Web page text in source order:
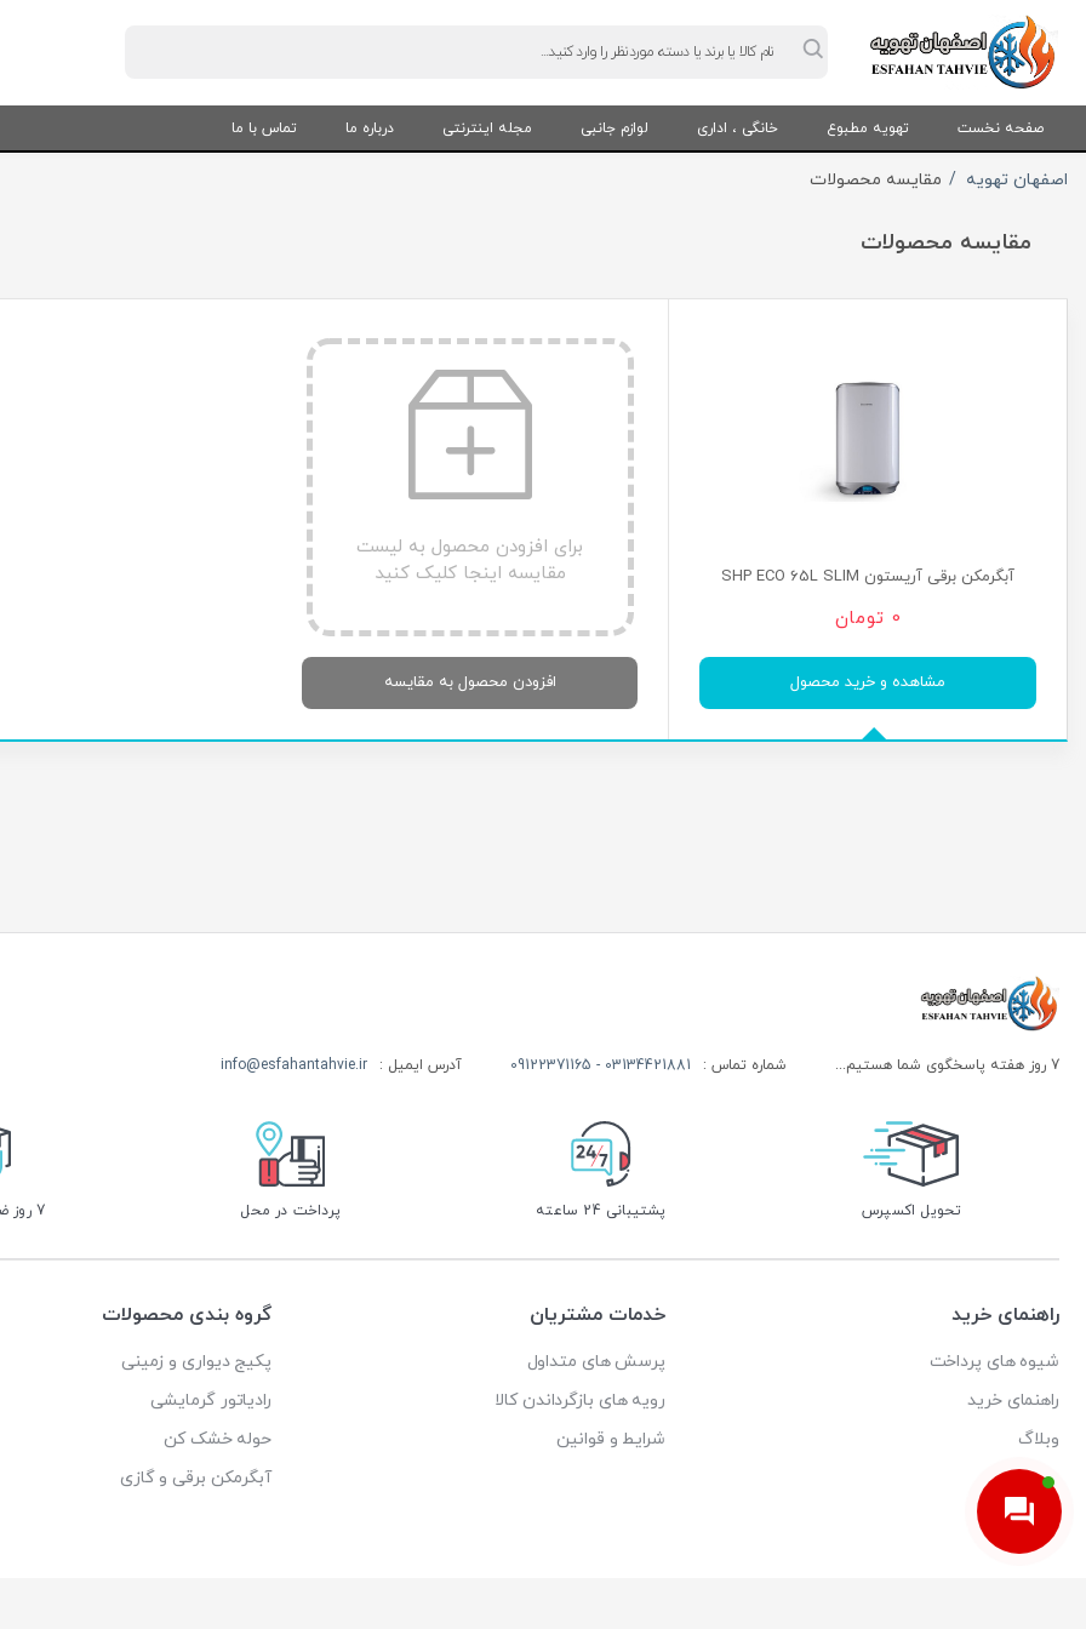
search
صفحه نخست تهویه مطبوع خانگی ، اداری لوازم جانبی مجله اینترنتی درباره ما تماس با ما
اصفهان تهویه مقایسه محصولات
مقایسه محصولات
آبگرمکن برقی آریستون SHP ECO 65L SLIM
0 تومان
مشاهده و خرید محصول
برای افزودن محصول به لیست
مقایسه اینجا کلیک کنید
افزودن محصول به مقایسه
7 روز هفته پاسخگوی شما هستیم... شماره تماس : 03134421881 - 09122371165 آدرس ایمیل : info@esfahantahvie.ir
تحویل اکسپرس پشتیبانی 24 ساعته پرداخت در محل 7 روز ضمانت بازگشت
راهنمای خرید
شیوه های پرداخت
راهنمای خرید
وبلاگ
خدمات مشتریان
پرسش های متداول
رویه های بازگرداندن کالا
شرایط و قوانین
گروه بندی محصولات
پکیج دیواری و زمینی
رادیاتور گرمایشی
حوله خشک کن
آبگرمکن برقی و گازی